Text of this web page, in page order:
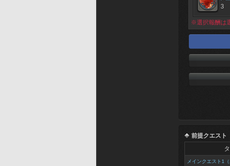
3
※選択報酬は
前提クエスト
メインクエスト1